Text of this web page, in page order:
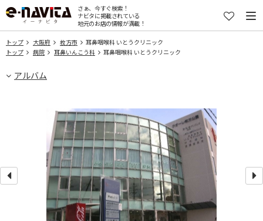
さぁ、今すぐ検索！
ナビタに掲載されている
地元のお店の情報が満載！
トップ 大阪府 枚方市
耳鼻咽喉科 いとうクリニック
トップ
病院 耳鼻いんこう科 耳鼻咽喉科 いとうクリニック
アルバム